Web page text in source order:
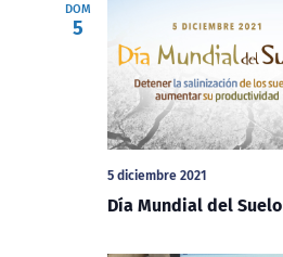
DOM
5
5 diciembre 2021
Día Mundial del Suelo